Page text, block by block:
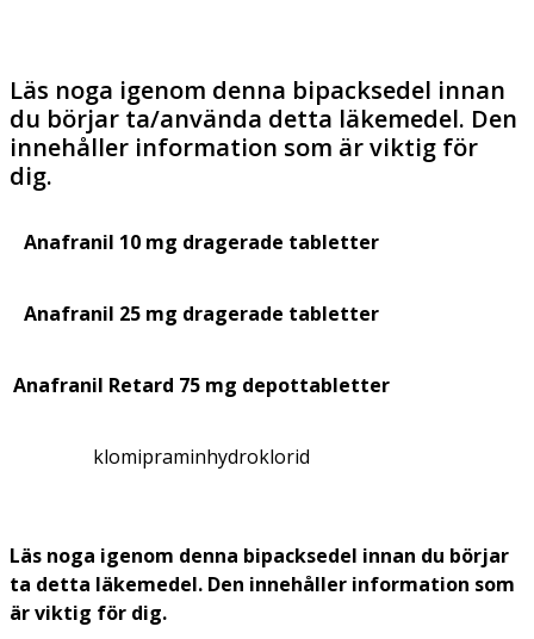
Läs noga igenom denna bipacksedel innan
du börjar ta/använda detta läkemedel. Den
innehåller information som är viktig för
dig.
Anafranil 10 mg dragerade tabletter
Anafranil 25 mg dragerade tabletter
Anafranil Retard 75 mg depottabletter
klomipraminhydroklorid
Läs noga igenom denna bipacksedel innan du börjar
ta detta läkemedel. Den innehåller information som
är viktig för dig.